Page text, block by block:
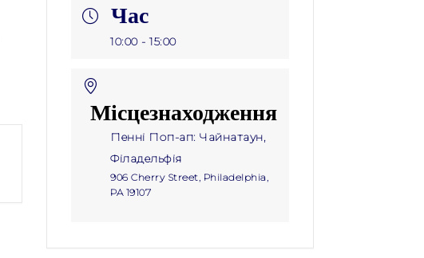
Час
10:00 - 15:00
Місцезнаходження
Пенні Поп-ап: Чайнатаун,
Філадельфія
906 Cherry Street, Philadelphia,
PA 19107